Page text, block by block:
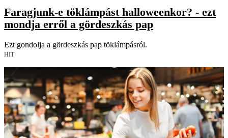
Faragjunk-e töklámpást halloweenkor? - ezt
mondja erről a gördeszkás pap
Ezt gondolja a gördeszkás pap töklámpásról.
HIT